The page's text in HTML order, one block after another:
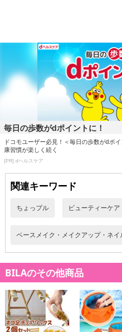
・原産国（最終加工地）：中国
リアスパラギン酸Na,カミツレ花エ
グリセリン,水酸化Al,EDTA-2Na,クエ
シエタノール,メチルパラベン,デヒ
鉄
・注意事項：
※お肌に合わない時はご使用を中
中・使用後に赤み、はれ、かゆみ、
毎日の歩数がdポイントに！
ドコモユーザー必見！＜毎日の歩数がdポ
康習慣が楽しく続く
[PR] dヘルスケア
関連キーワード
ちょっプル ビューティーケア
ベースメイク・メイクアップ・ネイ
BILAのその他商品